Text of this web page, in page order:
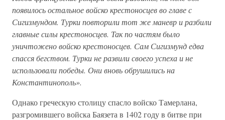
появилось остальное войско крестоносцев во главе с
Сигизмундом. Турки повторили тот же маневр и разбили
главные силы крестоносцев. Так по частям было
уничтожено войско крестоносцев. Сам Сигизмунд едва
спасся бегством. Турки не развили своего успеха и не
использовали победы. Они вновь обрушились на
Константинополь».
Однако греческую столицу спасло войско Тамерлана,
разгромившего войска Баязета в 1402 году в битве при